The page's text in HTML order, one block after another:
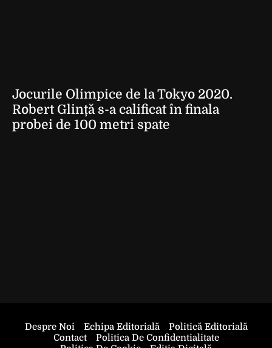
Jocurile Olimpice de la Tokyo 2020.
Robert Glință s-a calificat în finala
probei de 100 metri spate
Despre Noi Echipa Editorială
Politică Editorială
Contact
Politica De Confidentialitate